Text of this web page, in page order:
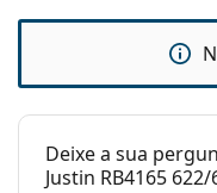
Pano de
Outros
Categoria:
Deixe a sua
Justin RB4165 622/